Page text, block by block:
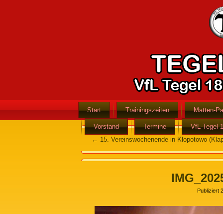
Start Trainingszeiten Matten-
Vorstand Termine
VfL-Tegel
← 15. Vereinswochenende in Kłopotowo
Publiziert